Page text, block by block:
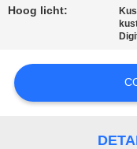
PRIVACY
POLICY
Hoog licht: